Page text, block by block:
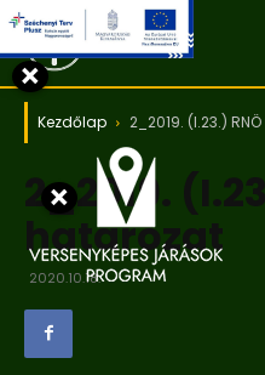
Kezdőlap 2_2019. (I.23.)
2_2019.
határozat
2020.10.18.
×
×